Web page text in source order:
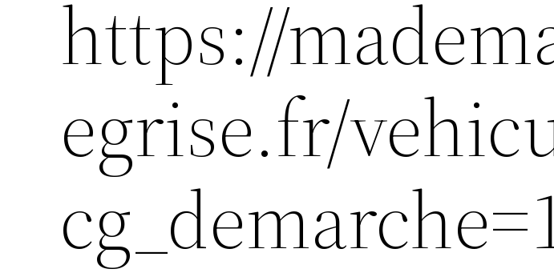
https://
egrise.fr/